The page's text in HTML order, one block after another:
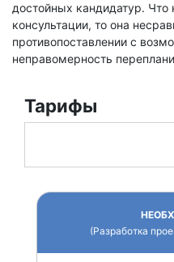
достойных кандидатур. Что
консультации, то она
противопоставлении с
неправомерность
Тарифы
(Разработка